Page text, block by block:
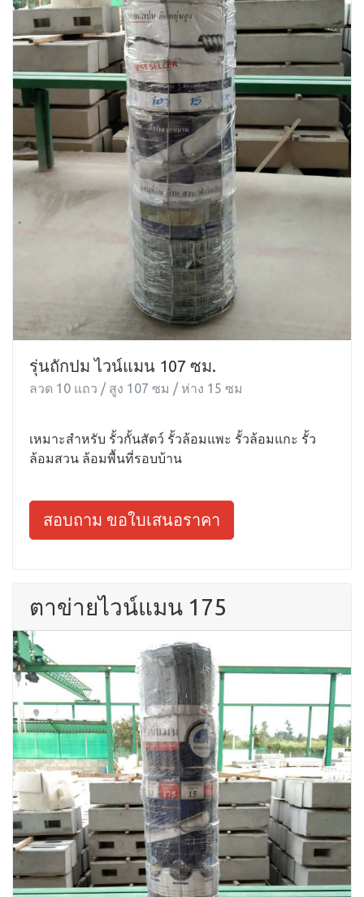
รุ่นถักปม ไวน์แมน 107 ซม.
ลวด 10 แถว / สูง 107 ซม / ห่าง 15 ซม
เหมาะสำหรับ รั้วกั้นสัตว์ รั้วล้อมแพะ รั้วล้อมแกะ รั้ว
ล้อมสวน ล้อมพื้นที่รอบบ้าน
สอบถาม ขอใบเสนอราคา
ตาข่ายไวน์แมน 175